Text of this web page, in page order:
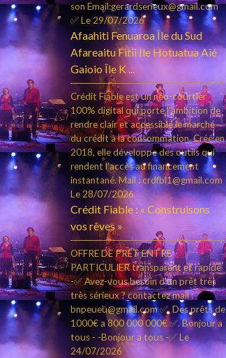
son Email:gerardserieux@gmail.com
✅Le 29/07/2026
Afaahiti Fenuaroa Île du Sud
Afareaitu Fitii Ile Hotuatua Aié
Gaioio Île K ...
Crédit Fiable est un néo-courtier
100% digital qui porte l’ambition de
rendre clair et accessible le marché
du crédit à la consommation. Créé en
2018, elle développe des outils qui
rendent l’accès au financement
instantané. Mail : crdfbl1@gmail.com
Le 28/07/2026
Crédit Fiable : « Construisons
vos rêves »
OFFRE DE PRÊT ENTRE
PARTICULIER transparent et rapide
-✅ Avez-vous besoin d'un prêt très
très sérieux ? contactez mail :
bnpeueu@gmail.com ✅. Des prêts de
1000€ a 800 000 000€ ✅. Bonjour a
tous - -Bonjour a tous -✅Le
24/07/2026